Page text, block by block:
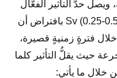
ويصل حدّ التأثير الفعّال
للجرعة الإشعاعية في جسم الإنسان (0.5-0.25) Sv بافتراض أن
فترةٍ زمنيةٍ قصيرة،
حيث يقلُّ التأثير كلما
خلال ما يأتي: